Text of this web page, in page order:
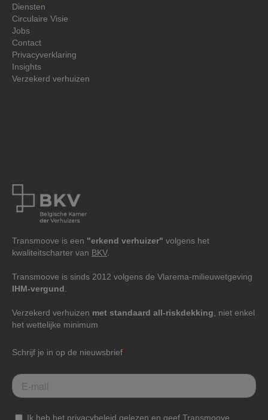
Diensten
Circulaire Visie
Jobs
Contact
Privacyverklaring‍
Insights
Verzekerd verhuizen
Transmoove is een "erkend verhuizer" volgens het
kwaliteitscharter van BKV.
Transmoove is sinds 2012 volgens de Vlarema-milieuwetgeving
IHM-vergund
Verzekerd verhuizen met standaard all-riskdekking , niet enkel
het wettelijke minimum